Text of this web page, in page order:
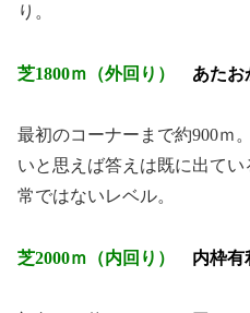
り。
芝1800ｍ（外回り） あたお
最初のコーナーまで約900ｍ
いと思えば答えは既に出て
常ではないレベル。
芝2000ｍ（内回り） 内枠有